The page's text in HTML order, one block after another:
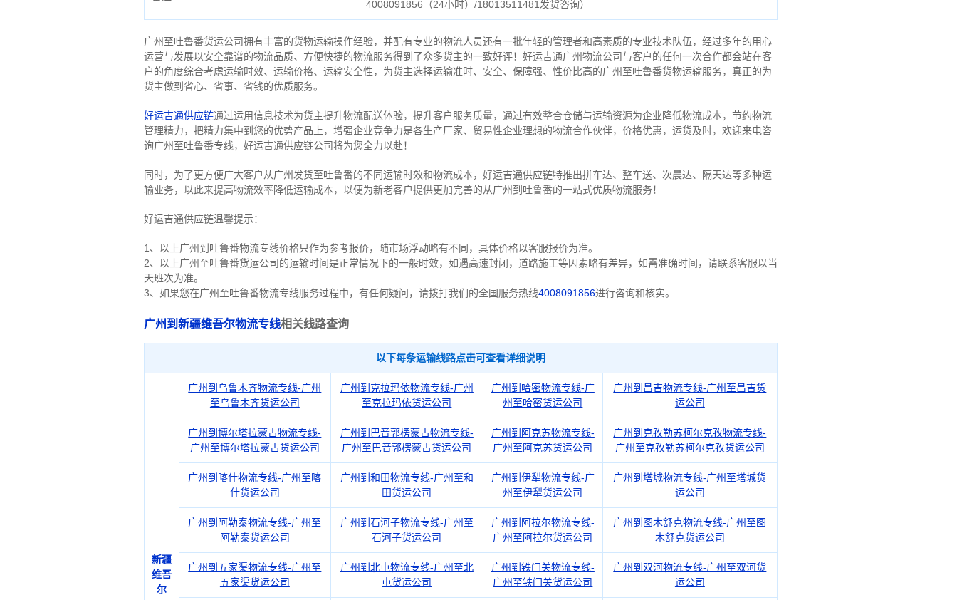
4008091856（24小时）/18013511481发货咨询）
广州至吐鲁番货运公司拥有丰富的货物运输操作经验，并配有专业的物流人员还有一批年轻的管理者和高素质的专业技术队伍，经过多年的用心
运营与发展以安全靠谱的物流品质、方便快捷的物流服务得到了众多货主的一致好评！好运吉通广州物流公司与客户的任何一次合作都会站在客
户的角度综合考虑运输时效、运输价格、运输安全性，为货主选择运输准时、安全、保障强、性价比高的广州至吐鲁番货物运输服务，真正的为
货主做到省心、省事、省钱的优质服务。
好运吉通供应链通过运用信息技术为货主提升物流配送体验，提升客户服务质量，通过有效整合仓储与运输资源为企业降低物流成本，节约物流
管理精力，把精力集中到您的优势产品上，增强企业竞争力是各生产厂家、贸易性企业理想的物流合作伙伴，价格优惠，运货及时，欢迎来电咨
询广州至吐鲁番专线，好运吉通供应链公司将为您全力以赴！
同时，为了更方便广大客户从广州发货至吐鲁番的不同运输时效和物流成本，好运吉通供应链特推出拼车达、整车送、次晨达、隔天达等多种运
输业务，以此来提高物流效率降低运输成本，以便为新老客户提供更加完善的从广州到吐鲁番的一站式优质物流服务！
好运吉通供应链温馨提示：
1、以上广州到吐鲁番物流专线价格只作为参考报价，随市场浮动略有不同，具体价格以客服报价为准。
2、以上广州 至吐鲁番货运公司的运输时间是正常情况下的一般时效，如遇高速封闭，道路施工等因素略有差异，如需准确时间，请联系客服以当
天班次为准。
3、如果您在广州 至吐鲁番物流专线服务过程中，有任何疑问，请拨打我们的全国服务热线4008091856进行咨询和核实。
广州到新疆维吾尔物流专线相关线路查询
以下每条运输线路点击可查看详细说明
新疆
维吾
尔
广州到乌鲁木齐物流专线-广州
至乌鲁木齐货运公司
广州到克拉玛依物流专线-广州
至克拉玛依货运公司
广州到哈密物流专线-广
州至哈密货运公司
广州到昌吉物流专线-广州至昌吉货
运公司
广州到博尔塔拉蒙古物流专线-
广州至博尔塔拉蒙古货运公司
广州到巴音郭楞蒙古物流专线-
广州至巴音郭楞蒙古货运公司
广州到阿克苏物流专线-
广州至阿克苏货运公司
广州到克孜勒苏柯尔克孜物流专线-
广州至克孜勒苏柯尔克孜货运公司
广州到喀什物流专线-广州至喀
什货运公司
广州到和田物流专线-广州至和
田货运公司
广州到伊犁物流专线-广
州至伊犁货运公司
广州到塔城物流专线-广州至塔城货
运公司
广州到阿勒泰物流专线-广州至
阿勒泰货运公司
广州到石河子物流专线-广州至
石河子货运公司
广州到阿拉尔物流专线-
广州至阿拉尔货运公司
广州到图木舒克物流专线-广州至图
木舒克货运公司
广州到五家渠物流专线-广州至
五家渠货运公司
广州到北屯物流专线-广州至北
屯货运公司
广州到铁门关物流专线-
广州至铁门关货运公司
广州到双河物流专线-广州至双河货
运公司